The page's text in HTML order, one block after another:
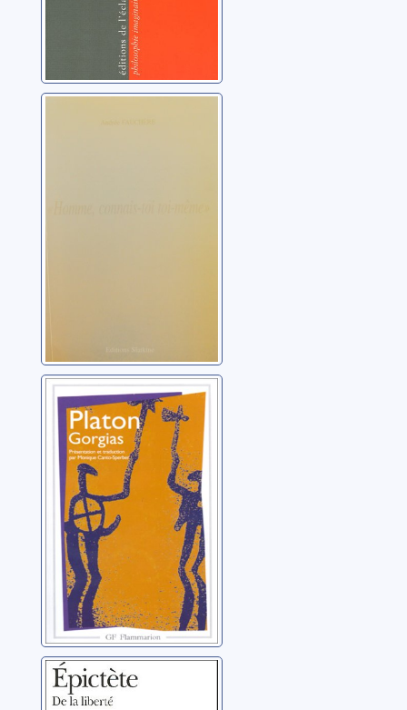
Gorgias
Platon (0427?-0348?
av. J.-C.)
De la liberté ;
précédé de De la